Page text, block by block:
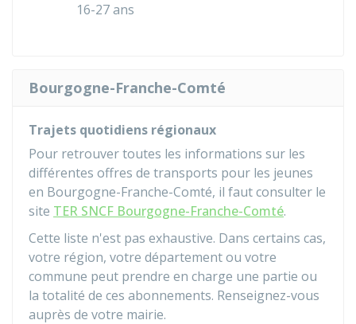
16-27 ans
Bourgogne-Franche-Comté
Trajets quotidiens régionaux
Pour retrouver toutes les informations sur les
différentes offres de transports pour les jeunes
en Bourgogne-Franche-Comté, il faut consulter le
site TER SNCF Bourgogne-Franche-Comté.
Cette liste n'est pas exhaustive. Dans certains cas,
votre région, votre département ou votre
commune peut prendre en charge une partie ou
la totalité de ces abonnements. Renseignez-vous
auprès de votre mairie.